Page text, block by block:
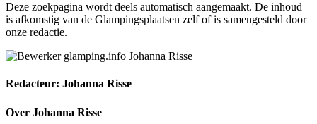
Deze zoekpagina wordt deels automatisch aangemaakt. De inhoud
is afkomstig van de Glampingsplaatsen zelf of is samengesteld door
onze redactie.
Redacteur: Johanna Risse
Over Johanna Risse